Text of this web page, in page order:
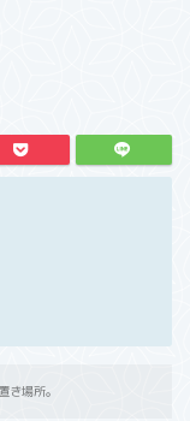
場所。